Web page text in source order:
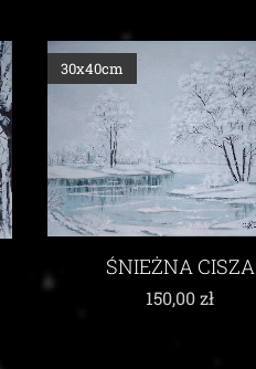
ŚNIEŻNA CISZA
30x40cm
150,00zł